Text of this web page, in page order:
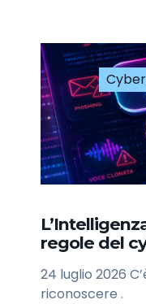
regole del
24 luglio 2026
riconoscere .